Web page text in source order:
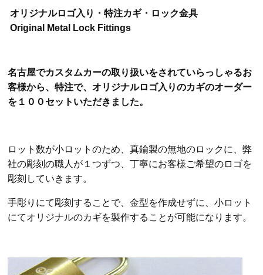
オリジナルロゴ入り・特注カギ・ロック金具
Original Metal Lock Fittings
名古屋でカスタムカーの取り扱いをされていらっしゃるお
客様から、特注で、オリジナルロゴ入りのカギのオーダー
を１００セットいただきました。
ロット数が小ロットのため、真鍮製の無地のロックに、弊
社の彫刻の職人が１つずつ、丁寧にお客様ご希望のロゴを
彫刻していきます。
手彫りにて彫刻することで、金型を作成せずに、小ロット
にてオリジナルのカギを製作することが可能になります。